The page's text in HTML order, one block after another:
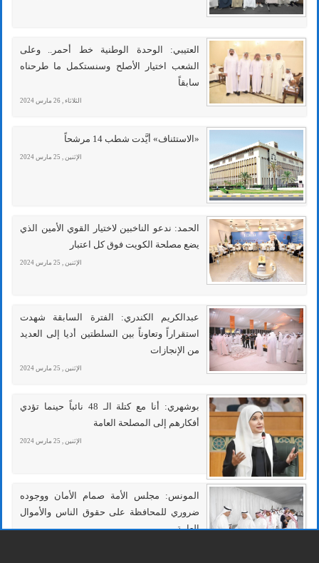
العتيبي: الوحدة الوطنية خط أحمر.. وعلى
الشعب اختيار الأصلح وسنستكمل ما طرحناه
سابقاً
الثلاثاء , 26 مارس 2024
«الاستئناف» أيَّدت شطب 14 مرشحاً
الإثنين , 25 مارس 2024
الحمد: ندعو الناخبين لاختيار القوي الأمين الذي
يضع مصلحة الكويت فوق كل اعتبار
الإثنين , 25 مارس 2024
عبدالكريم الكندري: الفترة السابقة شهدت
استقراراً وتعاوناً بين السلطتين أديا إلى العديد
من الإنجازات
الإثنين , 25 مارس 2024
بوشهري: أنا مع كتلة الـ 48 نائباً حينما تؤدي
أفكارهم إلى المصلحة العامة
الإثنين , 25 مارس 2024
المونس: مجلس الأمة صمام الأمان ووجوده
ضروري للمحافظة على حقوق الناس والأموال
العامة